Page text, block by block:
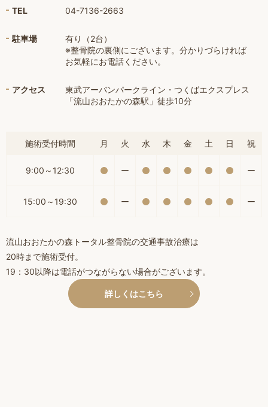
TEL 04-7136-2663
駐車場
有り（2台）
※整骨院の裏側にございます。分かりづらければ
お気軽にお電話ください。
アクセス
東武アーバンパークライン・つくばエクスプレス
「流山おおたかの森駅」徒歩10分
施術受付時間 月 火 水 木 金 土 日 祝
9:00～12:30 ー ー
15:00～19:30 ー ー
流山おおたかの森トータル整骨院の交通事故治療は
20時まで施術受付。
19：30以降は電話がつながらない場合がございます。
詳しくはこちら